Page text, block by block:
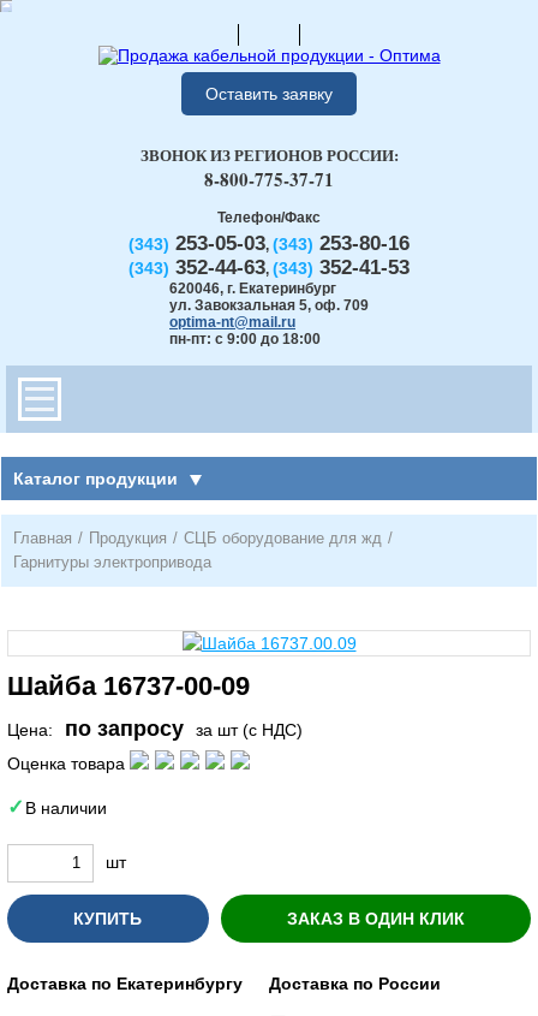
Оставить заявку
Телефон/Факс
(343) 253-05-03, (343) 253-80-16
(343) 352-44-63, (343) 352-41-53
620046, г. Екатеринбург
ул. Завокзальная 5, оф. 709
optima-nt@mail.ru
пн-пт: с 9:00 до 18:00
ЗВОНОК ИЗ РЕГИОНОВ РОССИИ:
8-800-775-37-71
Каталог продукции
Главная / Продукция / СЦБ оборудование для жд /
Гарнитуры электропривода
Шайба 16737-00-09
Цена: по запросу
за шт (с НДС)
Оценка товара
В наличии
шт
КУПИТЬ ЗАКАЗ В ОДИН КЛИК
Доставка по Екатеринбургу Доставка по России